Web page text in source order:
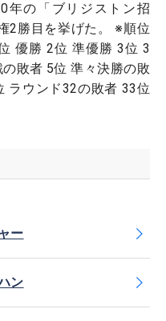
年の「ブリジストン招
2勝目を挙げた。 ※順位
優勝 2位 準優勝 3位 3
敗者 5位 準々決勝の敗
ラウンド32の敗者 33位
ー
ン